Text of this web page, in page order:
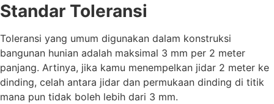
Standar Toleransi
Toleransi yang umum digunakan dalam konstruksi
bangunan hunian adalah maksimal 3 mm per 2 meter
panjang. Artinya, jika kamu menempelkan jidar 2 meter ke
dinding, celah antara jidar dan permukaan dinding di titik
mana pun tidak boleh lebih dari 3 mm.